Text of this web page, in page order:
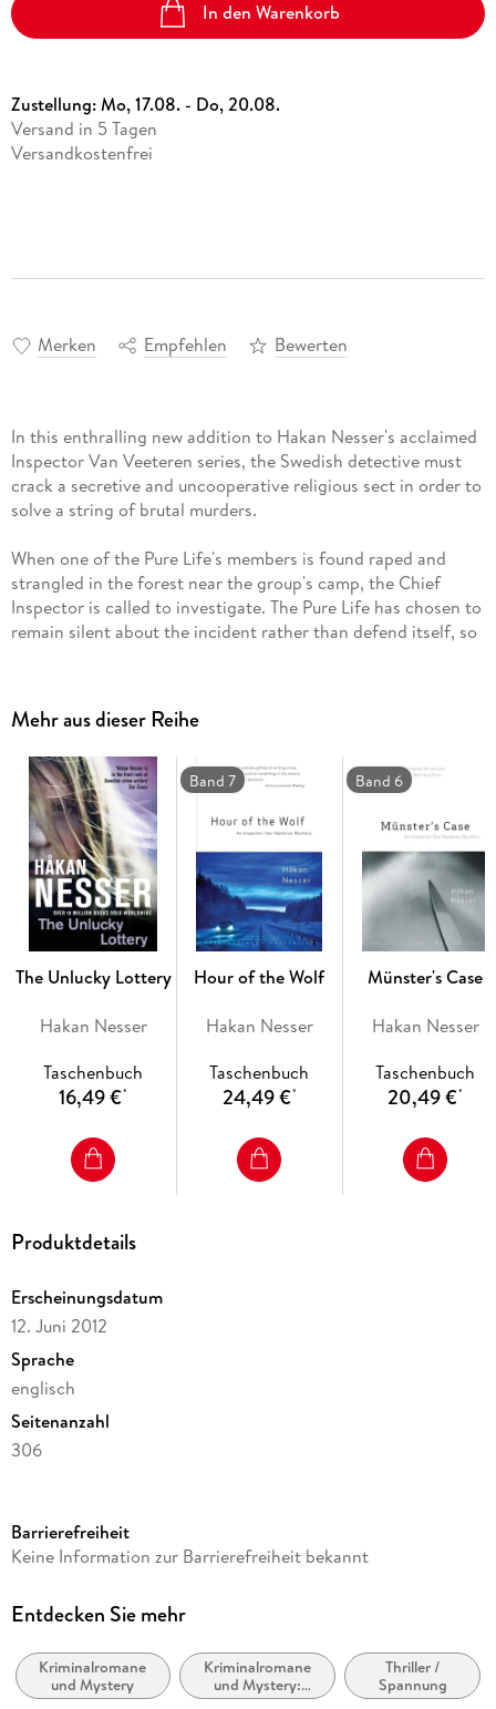
In den Warenkorb
Zustellung:Mo, 17.08. - Do, 20.08.
Versand in 5 Tagen
Versandkostenfrei
Merken Empfehlen Bewerten
In this enthralling new addition to Hakan Nesser's acclaimed
Inspector Van Veeteren series, the Swedish detective must
crack a secretive and uncooperative religious sect in order to
solve a string of brutal murders.
When one of the Pure Life's members is found raped and
strangled in the forest near the group's camp, the Chief
Inspector is called to investigate. The Pure Life has chosen to
remain silent about the incident rather than defend itself, so
assist the authorities, her knowledge suggests she's more
than just a passing Good Samaritan, but her tips become
doubly perplexing as a new string of increasingly horrifying
crimes defy everything Van Veeteren and his team thought
they knew about the case.
Mehr aus dieser Reihe
The Unlucky Lottery
Hakan Nesser
Taschenbuch
16,49 €*
Band 7
Hour of the Wolf
Hakan Nesser
Taschenbuch
24,49 €*
Band 6
Münster's Case
Hakan Nesser
Taschenbuch
20,49 €*
Produktdetails
Erscheinungsdatum
12. Juni 2012
Sprache
englisch
Seitenanzahl
306
Autor/Autorin
Verlag/Hersteller
Produktart
kartoniert
Barrierefreiheit
Keine Information zur Barrierefreiheit bekannt
Entdecken Sie mehr
Kriminalromane
und Mystery
Kriminalromane
und Mystery:
Polizeiarbeit &
Thriller /
Spannung